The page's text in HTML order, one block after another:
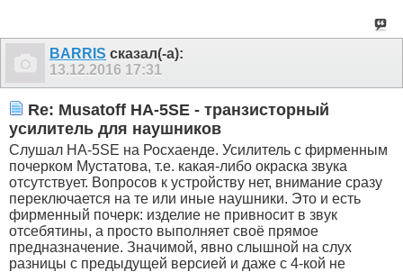
BARRIS сказал(-а):
13.12.2016 17:31
Re: Musatoff HA-5SE - транзисторный
усилитель для наушников
Слушал HA-5SE на Росхаенде. Усилитель с фирменным
почерком Мустатова, т.е. какая-либо окраска звука
отсутствует. Вопросов к устройству нет, внимание сразу
переключается на те или иные наушники. Это и есть
фирменный почерк: изделие не привносит в звук
отсебятины, а просто выполняет своё прямое
предназначение. Значимой, явно слышной на слух
разницы с предыдущей версией и даже с 4-кой не